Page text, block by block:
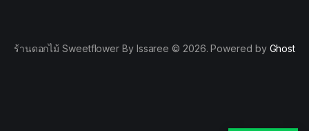
ร้านดอกไม้ Sweetflower By Issaree © 2026. Powered by Ghost